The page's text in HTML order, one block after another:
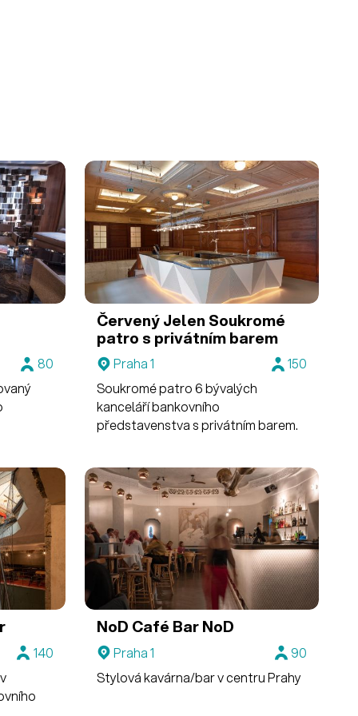
80
Červený Jelen Soukromé
patro s privátním barem
Praha 1
150
Soukromé patro 6 bývalých
kanceláří bankovního
představenstva s privátním barem.
140
NoD Café Bar NoD
Praha 1
90
Stylová kavárna/bar v centru Prahy